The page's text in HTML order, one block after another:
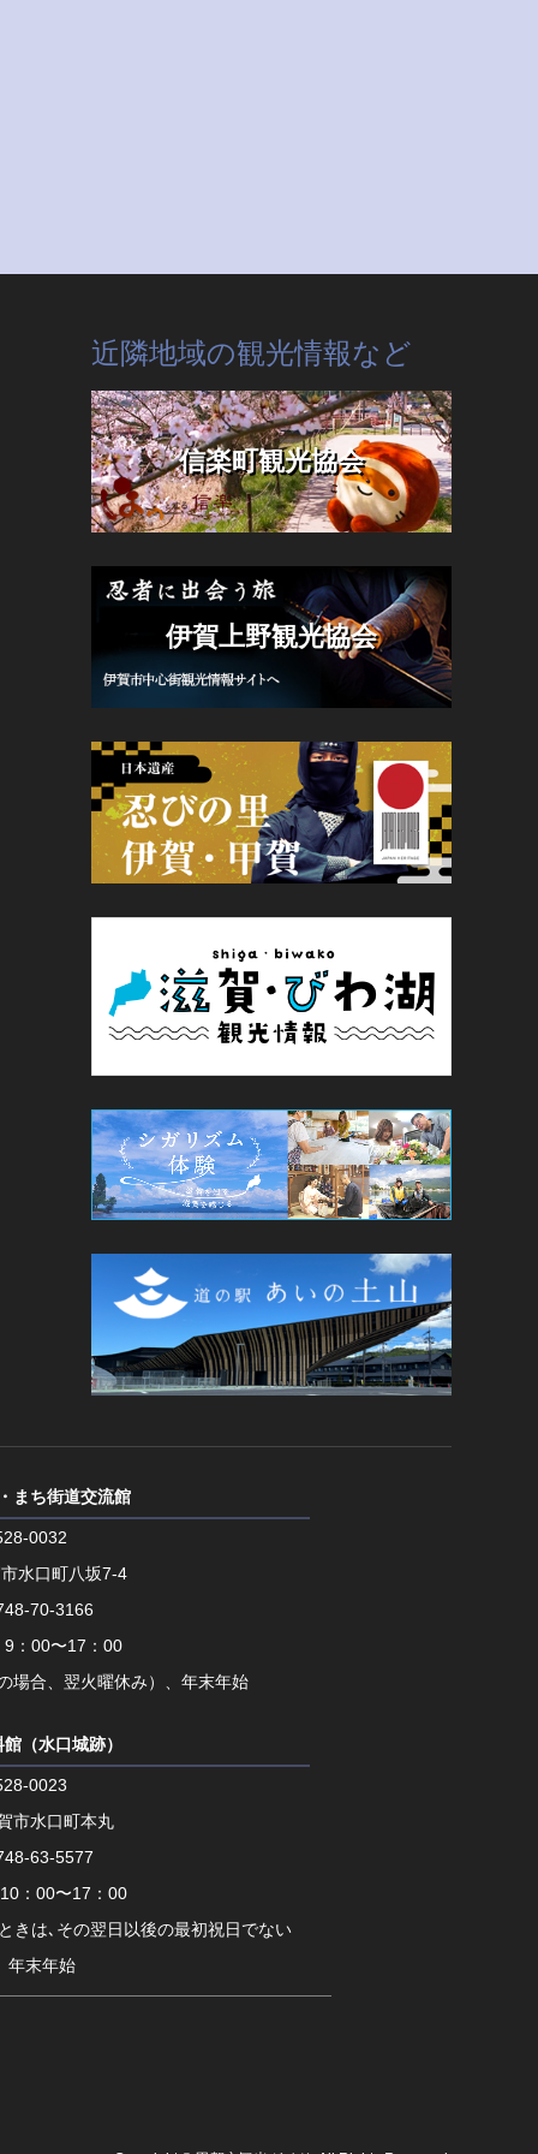
近隣地域の観光情報など
信楽町観光協会
伊賀上野観光協会
まち街道交流館
0032
水口町八坂7-4
70-3166
9：00〜17：00
場合、翌火曜休み）、年末年始
（水口城跡）
0023
市水口町本丸
63-5577
：00〜17：00
きは､その翌日以後の最初祝日でない
年末年始